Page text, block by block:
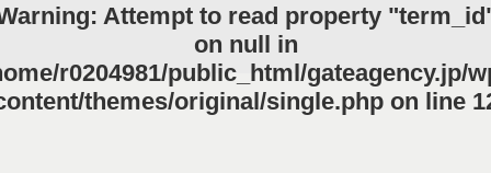
: Attempt to read property
on null in
r0204981/public_html/gateagency.jp/
themes/original/single.phpon line